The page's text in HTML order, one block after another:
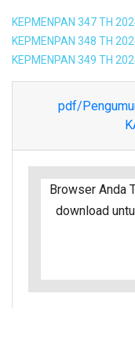
KEPMENPAN 347 TH
KEPMENPAN 348 TH
KEPMENPAN 349 TH
pdf/
Browser Anda
download